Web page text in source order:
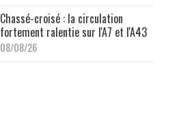
Chassé-croisé : la circulation
fortement ralentie sur l'A7 et l'A43
08/08/26